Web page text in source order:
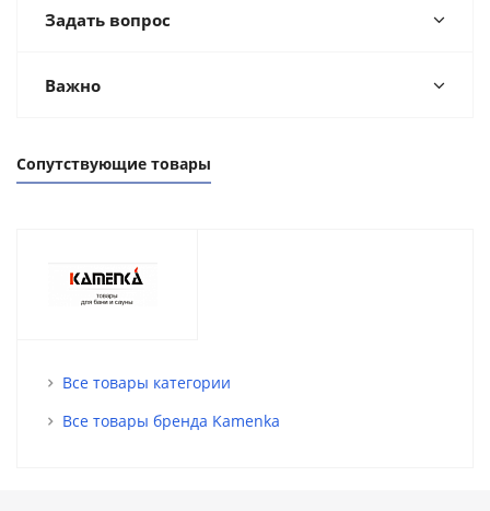
Задать вопрос
Важно
Сопутствующие товары
Все товары категории
Все товары бренда Kamenka